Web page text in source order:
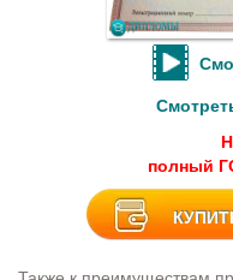
полный